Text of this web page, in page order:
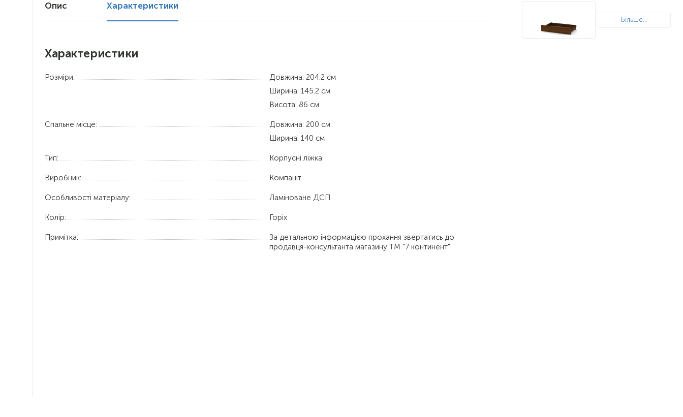
Опис Характеристики
Характеристики
Розміри:
Довжина: 204.2 см
Ширина: 145.2 см
Висота: 86 см
Спальне місце: Довжина: 200 см
Ширина: 140 см
Тип: Корпусні ліжка
Виробник: Компаніт
Особливості матеріалу: Ламіноване ДСП
Колір: Горіх
Примітка:
За детальною інформацією прохання звертатись до
продавця-консультанта магазину ТМ "7 континент".
Більше...